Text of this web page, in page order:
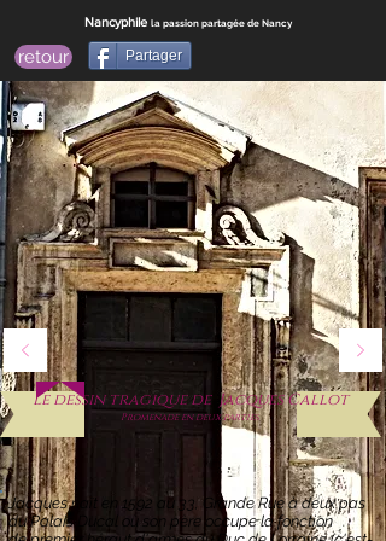
Nancyphile la passion partagée de Nancy
retour Partager
Le dessin tragique de Jacques Callot
Promenade en deux parties
Jacques naît en 1592 au 33, Grande Rue à deux pas
du Palais Ducal où son père occupe la fonction